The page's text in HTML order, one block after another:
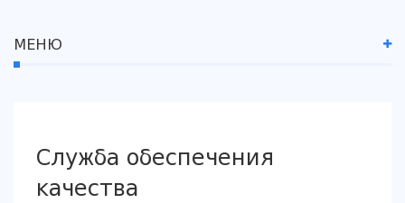
МЕНЮ
Служба обеспечения
качества